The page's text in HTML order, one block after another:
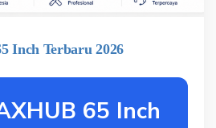
Inch Terbaru 2026
65 Inch